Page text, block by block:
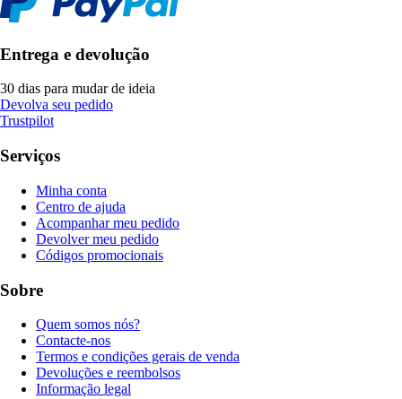
Entrega e devolução
30 dias para mudar de ideia
Devolva seu pedido
Trustpilot
Serviços
Minha conta
Centro de ajuda
Acompanhar meu pedido
Devolver meu pedido
Códigos promocionais
Sobre
Quem somos nós?
Contacte-nos
Termos e condições gerais de venda
Devoluções e reembolsos
Informação legal